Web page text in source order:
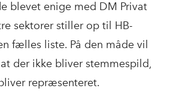
blevet enige med DM Privat
sektorer stiller op til HB-
fælles liste. På den måde vil
der ikke bliver stemmespild,
repræsenteret.